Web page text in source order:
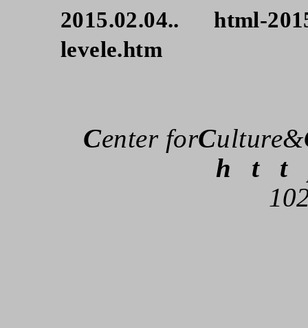
2015.02.04..
html-
levele.htm
Center forCulture&
h
t
t